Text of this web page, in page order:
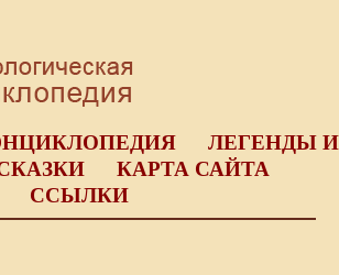
ЛЕГЕНДЫ И
КАРТА САЙТА
ССЫЛКИ